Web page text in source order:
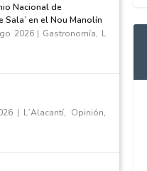
Nacional de
Sala’ en el Nou Manolín
2026| Gastronomía, L
| L´Alacantí, Opinión,